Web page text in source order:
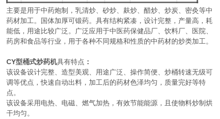
主要是用于中药炮制，乳清炒、砂炒、麸炒、醋炒、炒炭、密灸等中
药材加工。国体加厚可锻药。具有结构紧凑，设计完整，产量高，耗
能低，用途比较广泛。广泛应用于中医药保健品厂、饮料厂、医院、
药房和食品等行业，用于各种不同规格和性质的中药材的炒类加工。
CY型桶式炒药机具有特点 ：
该设备设计完整、造型美观、用途广泛、操作简便、炒桶转速无级可
调等优点，快速自动出料，加工后的药材色泽均匀，质量完好等特
点。
该设备采用电热、电磁、燃气加热，有效节能能源，且使物料炒制烘
干均匀。